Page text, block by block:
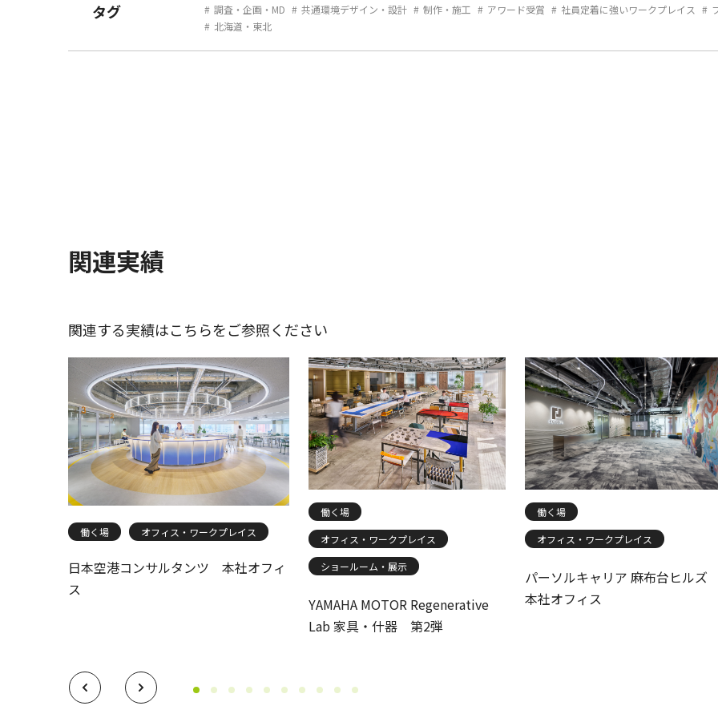
タグ 調査・企画・MD 共通環境デザイン・設計 制作・施工 アワード受賞 社員定着に強いワークプレイス
北海道・東北
関連実績
関連する実績はこちらをご参照ください
働く場 オフィス・ワークプレイス
日本空港コンサルタンツ 本社オフィ
ス
働く場
オフィス・ワークプレイス
ショールーム・展示
YAMAHA MOTOR Regenerative
Lab 家具・什器 第2弾
働く場
オフィス・ワークプレイス
パーソルキャリア 麻布台ヒルズ
本社オフィス